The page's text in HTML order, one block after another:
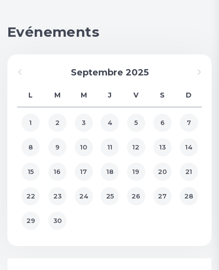
Evénements
Septembre 2025
L M M J V S D
1 2 3 4 5 6 7
8 9 10 11 12 13 14
15 16 17 18 19 20 21
22 23 24 25 26 27 28
29 30